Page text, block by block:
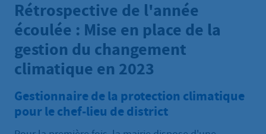
Rétrospective de l'année
écoulée : Mise en place de la
gestion du changement
climatique en 2023
Gestionnaire de la protection climatique
pour le chef-lieu de district